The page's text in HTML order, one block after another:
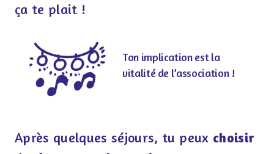
ça te plait !
Ton implication est la
vitalité de l’association !
Après quelques séjours, tu peux choisir